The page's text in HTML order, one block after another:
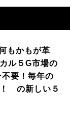
もかもが革
ル５G市場の
要！毎年の
！ の新しい５